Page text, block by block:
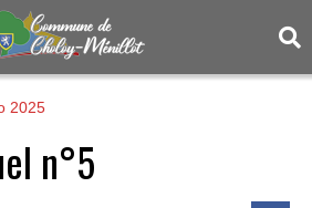
2025
n°5